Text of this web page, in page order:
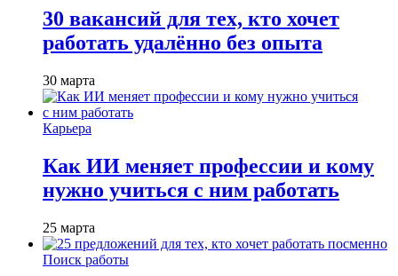
30 вакансий для тех, кто хочет
работать удалённо без опыта
30 марта
Карьера
Как ИИ меняет профессии и кому
нужно учиться с ним работать
25 марта
Поиск работы